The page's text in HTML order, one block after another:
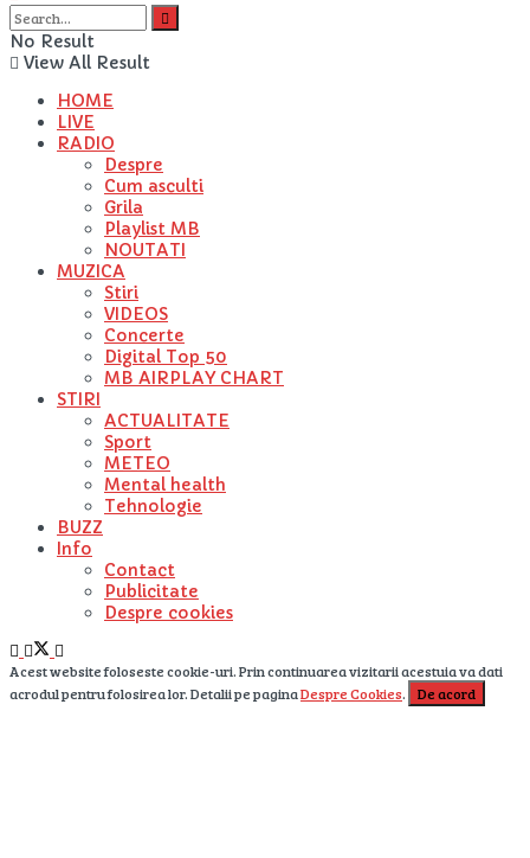
No Result
View All Result
HOME
LIVE
RADIO
Despre
Cum asculti
Grila
Playlist MB
NOUTATI
MUZICA
Stiri
VIDEOS
Concerte
Digital Top 50
MB AIRPLAY CHART
STIRI
ACTUALITATE
Sport
METEO
Mental health
Tehnologie
BUZZ
Info
Contact
Publicitate
Despre cookies
Acest website foloseste cookie-uri. Prin continuarea vizitarii acestuia va dati
acrodul pentru folosirea lor. Detalii pe paginaDespre Cookies. De acord